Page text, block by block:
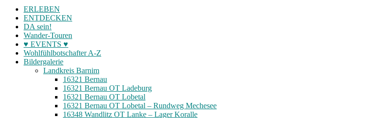
ERLEBEN
ENTDECKEN
DA sein!
Wander-Touren
♥ EVENTS ♥
Wohlfühlbotschafter A-Z
Bildergalerie
Landkreis Barnim
16321 Bernau
16321 Bernau OT Ladeburg
16321 Bernau OT Lobetal
16321 Bernau OT Lobetal – Rundweg Mechesee
16348 Wandlitz OT Lanke – Lager Koralle